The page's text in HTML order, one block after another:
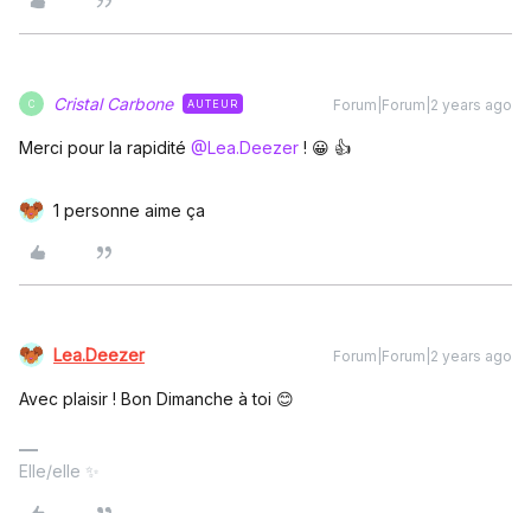
C Cristal Carbone AUTEUR Forum|Forum|2 years ago
Merci pour la rapidité @Lea.Deezer ! 😀 👍
1 personne aime ça
Lea.Deezer Forum|Forum|2 years ago
Avec plaisir ! Bon Dimanche à toi 😊
Elle/elle ✨